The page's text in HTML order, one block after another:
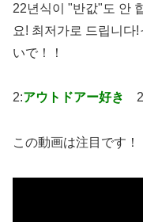
22년식이 "반값"도 안
요! 최저가로 드립니다
いで！！
2:アウトドアー好き
この動画は注目です！